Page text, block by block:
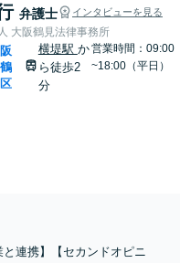
弁護士 インタビューを見る
大阪鶴見法律事務所
横堤駅 か
ら徒歩2
分
営業時間：09:00
~18:00（平日）
連携】【セカンドオピニ